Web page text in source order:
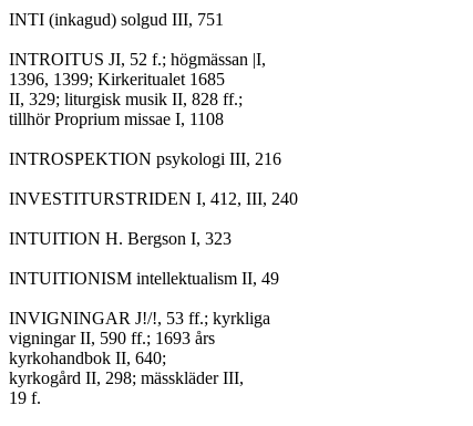
INTI (inkagud) solgud III, 751
INTROITUS JI, 52 f.; högmässan |I,
1396, 1399; Kirkeritualet 1685
II, 329; liturgisk musik II, 828 ff.;
tillhör Proprium missae I, 1108
INTROSPEKTION psykologi III, 216
INVESTITURSTRIDEN I, 412, III, 240
INTUITION H. Bergson I, 323
INTUITIONISM intellektualism II, 49
INVIGNINGAR J!/!, 53 ff.; kyrkliga
vigningar II, 590 ff.; 1693 års
kyrkohandbok II, 640;
kyrkogård II, 298; mässkläder III,
19 f.